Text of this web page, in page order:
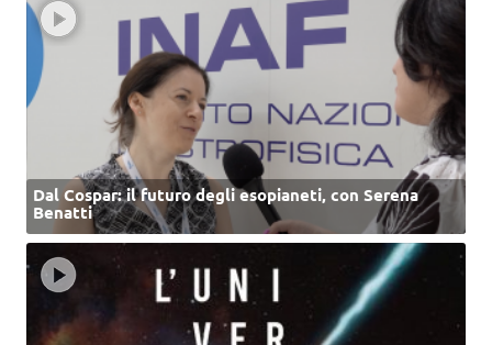
Dal Cospar: il futuro degli esopianeti, con Serena
Benatti